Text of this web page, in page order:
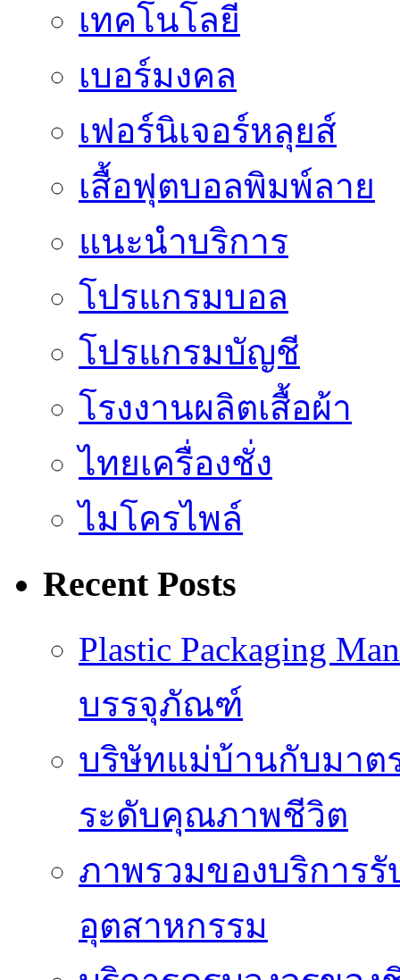
เทคโนโลยี
เบอร์มงคล
เฟอร์นิเจอร์หลุยส์
เสื้อฟุตบอลพิมพ์ลาย
แนะนำบริการ
โปรแกรมบอล
โปรแกรมบัญชี
โรงงานผลิตเสื้อผ้า
ไทยเครื่องชั่ง
ไมโครไพล์
Recent Posts
Plastic Packaging
บรรจุภัณฑ์
บริษัทแม่บ้านกับมาต
ระดับคุณภาพชีวิต
ภาพรวมของบริการ
อุตสาหกรรม